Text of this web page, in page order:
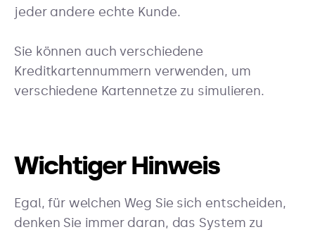
jeder andere echte Kunde.
Sie können auch verschiedene
Kreditkartennummern verwenden, um
verschiedene Kartennetze zu simulieren.
Wichtiger Hinweis
Egal, für welchen Weg Sie sich entscheiden,
denken Sie immer daran, das System zu